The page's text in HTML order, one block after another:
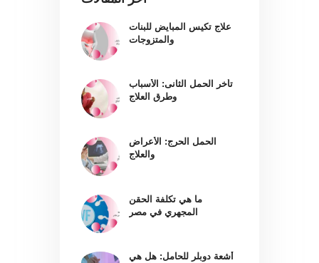
علاج تكيس المبايض للبنات
والمتزوجات
تأخر الحمل الثانى: الأسباب
وطرق العلاج
الحمل الحرج: الأعراض
والعلاج
ما هي تكلفة الحقن
المجهري في مصر
أشعة دوبلر للحامل: هل هي